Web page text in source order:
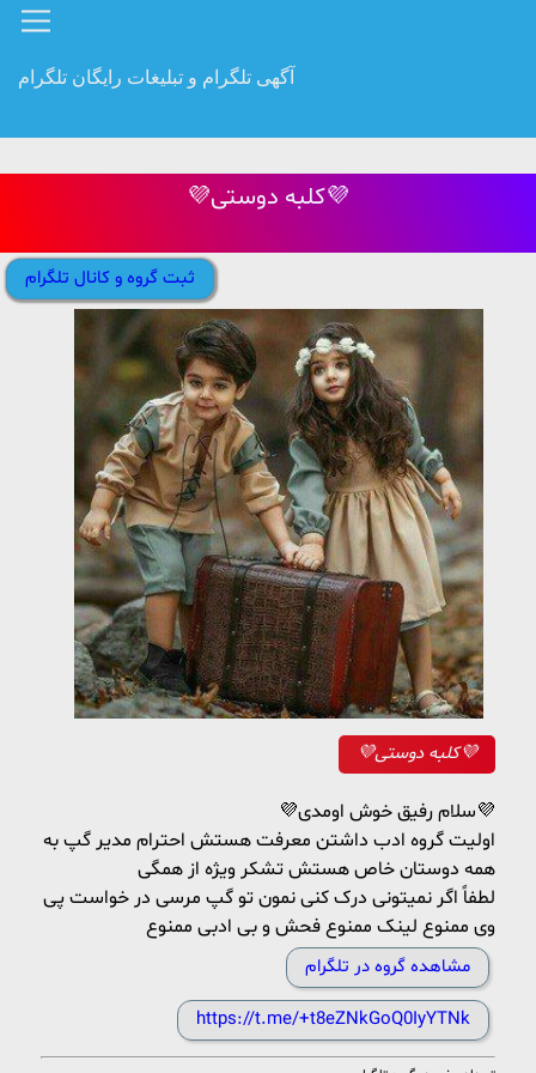
آگهی تلگرام و تبلیغات رایگان تلگرام
💜کلبه دوستی💜
ثبت گروه و کانال تلگرام
💜کلبه دوستی💜
💜سلام رفیق خوش اومدی💜
اولیت گروه ادب داشتن معرفت هستش احترام مدیر گپ به
همه دوستان خاص هستش تشکر ویژه از همگی
لطفاً اگر نمیتونی درک کنی نمون تو گپ مرسی در خواست پی
وی ممنوع لینک ممنوع فحش و بی ادبی ممنوع
مشاهده گروه در تلگرام
https://t.me/+t8eZNkGoQ0IyYTNk